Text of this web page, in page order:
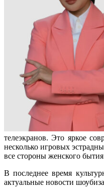
телеэкранов. Это яркое
несколько игровых
все стороны женского
В последнее время
актуальные новости